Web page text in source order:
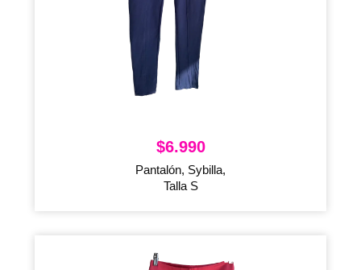
$6.990
Pantalón, Sybilla,
Talla S